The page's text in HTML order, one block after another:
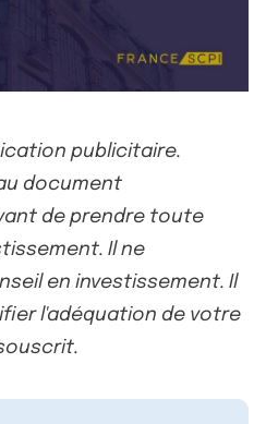
publicitaire.
document
de prendre toute
Il ne
en investissement. Il
l'adéquation de votre